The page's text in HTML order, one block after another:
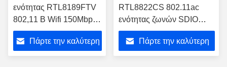
ενότητας RTL8189FTV
802,11 Β Wifi 150Mbps
Realtek Wifi
Πάρτε την καλύτερη
RTL8822CS 802.11ac
ενότητας ζωνών SDIO
WiFi για STB
Πάρτε την καλύτερη